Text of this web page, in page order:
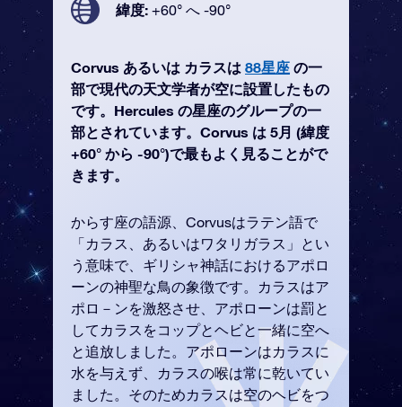
緯度: +60° へ -90°
Corvus あるいは カラスは 88星座 の一
部で現代の天文学者が空に設置したもの
です。Hercules の星座のグループの一
部とされています。Corvus は 5月 (緯度
+60° から -90°)で最もよく見ることがで
きます。
からす座の語源、Corvusはラテン語で
「カラス、あるいはワタリガラス」とい
う意味で、ギリシャ神話におけるアポロ
ーンの神聖な鳥の象徴です。カラスはア
ポロ－ンを激怒させ、アポローンは罰と
してカラスをコップとヘビと一緒に空へ
と追放しました。アポローンはカラスに
水を与えず、カラスの喉は常に乾いてい
ました。そのためカラスは空のヘビをつ